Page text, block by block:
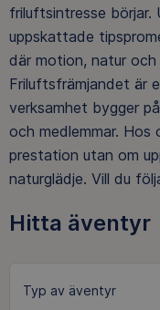
friluftsintresse börjar.
uppskattade
där motion, natur och
Friluftsfrämjandet är
verksamhet bygger
och medlemmar.
prestation utan om
naturglädje. Vill du
Hitta äventyr